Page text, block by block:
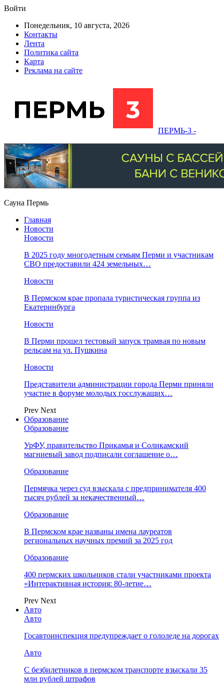
Войти
Понедельник, 10 августа, 2026
Контакты
Лента
Политика сайта
Карта
Реклама на сайте
ПЕРМЬ-3 -
Сауна Пермь
Главная
Новости
Новости
В 2025 году многодетным семьям Перми и участникам
СВО предоставили 424 земельных…
Новости
​В Пермском крае пропала туристическая группа из
Екатеринбурга
Новости
В Перми прошел тестовый запуск трамвая по новым
рельсам на ул. Пушкина
Новости
Представители администрации города Перми приняли
участие в форуме молодых госслужащих…
Prev Next
Образование
Образование
УрФУ, правительство Прикамья и Соликамский
магниевый завод подписали соглашение о…
Образование
Пермячка через суд взыскала с предпринимателя 400
тысяч рублей за некачественный…
Образование
В Пермском крае названы имена лауреатов
региональных научных премий за 2025 год
Образование
400 пермских школьников стали участниками проекта
«Интерактивная история: 80-летие…
Prev Next
Авто
Авто
Госавтоинспекция предупреждает о гололеде на дорогах
Авто
С безбилетников в пермском транспорте взыскали 35
млн рублей штрафов